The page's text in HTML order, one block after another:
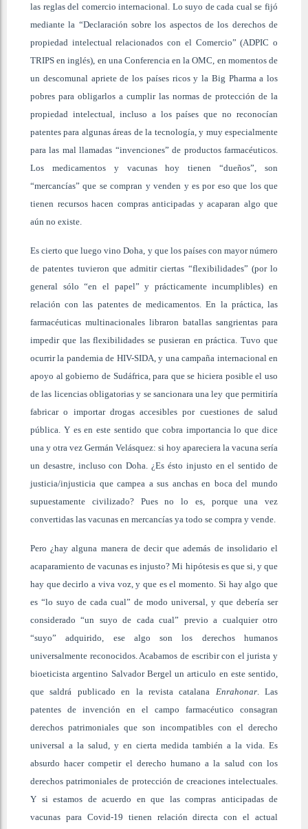
las reglas del comercio internacional. Lo suyo de cada cual se fijó
mediantela “Declaración sobre los aspectos de los derechos de
propiedad intelectual relacionados con el Comercio” (ADPIC o
TRIPS en inglés), en una Conferencia en la OMC, en momentos de
un descomunal apriete de los países ricos y la Big Pharma a los
pobres para obligarlos a cumplir las normas de protección de la
propiedad intelectual, incluso a los países que no reconocían
patentes para algunas áreas de la tecnología, y muy especialmente
para las mal llamadas “invenciones” de productos farmacéuticos.
Los medicamentos y vacunas hoy tienen “dueños”, son
“mercancías” que se compran y venden y es por eso que los que
tienen recursos hacen compras anticipadas y acaparan algo que
aún no existe.
Es cierto que luego vino Doha, y que los países con mayor número
de patentes tuvieron que admitir ciertas “flexibilidades” (por lo
general sólo “en el papel” y prácticamente incumplibles) en
relación con las patentes de medicamentos. En la práctica, las
farmacéuticas multinacionales libraron batallas sangrientas para
impedir que las flexibilidades se pusieran en práctica. Tuvo que
ocurrir la pandemia de HIV-SIDA, y una campaña internacional en
apoyo al gobierno de Sudáfrica, para que se hiciera posible el uso
de las licencias obligatorias y se sancionara una ley que permitiría
fabricar o importar drogas accesibles por cuestiones de salud
pública. Y es en este sentido que cobra importancia lo que dice
una y otra vez Germán Velásquez: si hoy apareciera la vacuna sería
un desastre, incluso con Doha. ¿Es ésto injusto en el sentido de
justicia/injusticia que campea a sus anchas en boca del mundo
supuestamente civilizado? Pues no lo es, porque una vez
convertidas las vacunas en mercancías ya todo se compra y vende.
Pero ¿hay alguna manera de decir que además de insolidario el
acaparamiento de vacunas es injusto? Mi hipótesis es que si, y que
hay que decirlo a viva voz, y que es el momento. Si hay algo que
es “lo suyo de cada cual” de modo universal, y que debería ser
considerado “un suyo de cada cual” previo a cualquier otro
“suyo” adquirido, ese algo son los derechos humanos
universalmente reconocidos. Acabamos de escribir con el jurista y
bioeticista argentino Salvador Bergel un articulo en este sentido,
que saldrá publicado en la revista catalana Enrahonar. Las
patentes de invención en el campo farmacéutico consagran
derechos patrimoniales que son incompatibles con el derecho
universal a la salud, y en cierta medida también a la vida. Es
absurdo hacer competir el derecho humano a la salud con los
derechos patrimoniales de protección de creaciones intelectuales.
Y si estamos de acuerdo en que las compras anticipadas de
vacunas para Covid-19 tienen relación directa con el actual